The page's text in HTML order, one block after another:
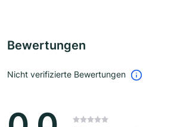
Bewertungen
Nicht verifizierte Bewertungen